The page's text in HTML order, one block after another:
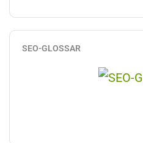
SEO-GLOSSAR